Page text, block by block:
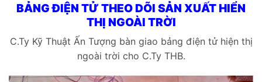
BẢNG ĐIỆN TỬ THEO DÕI SẢN XUẤT HIỂN
THỊ NGOÀI TRỜI
C.Ty Kỹ Thuật Ấn Tượng bàn giao bảng điện tử hiện thị
ngoài trời cho C.Ty THB.